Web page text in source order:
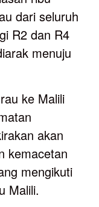
dari seluruh
R2 dan R4
menuju
ke Malili
akan
kemacetan
mengikuti
Malili.